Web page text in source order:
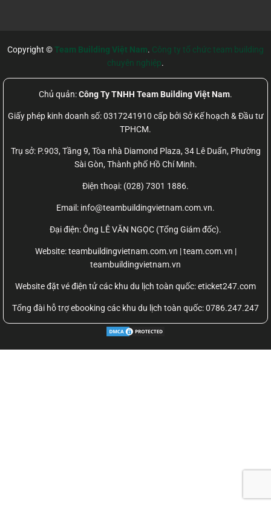
Copyright ©Team Building Việt Nam. Công ty tổ chức team building
chuyên nghiệp.
Chủ quản:Công Ty TNHH Team Building Việt Nam.
Giấy phép kinh doanh số: 0317241910 cấp bởi Sở Kế hoạch & Đầu tư
TPHCM.
Trụ sở: P.903, Tầng 9, Tòa nhà Diamond Plaza, 34 Lê Duẩn, Phường
Sài Gòn, Thành phố Hồ Chí Minh.
Điện thoại: (028) 7301 1886.
Email: info@teambuildingvietnam.com.vn.
Đại điện: Ông LÊ VĂN NGỌC (Tổng Giám đốc).
Website:teambuildingvietnam.com.vn | team.com.vn |
teambuildingvietnam.vn
Website đặt vé điện tử các khu du lịch toàn quốc: eticket247.com
Tổng đài hỗ trợ ebooking các khu du lịch toàn quốc: 0786.247.247